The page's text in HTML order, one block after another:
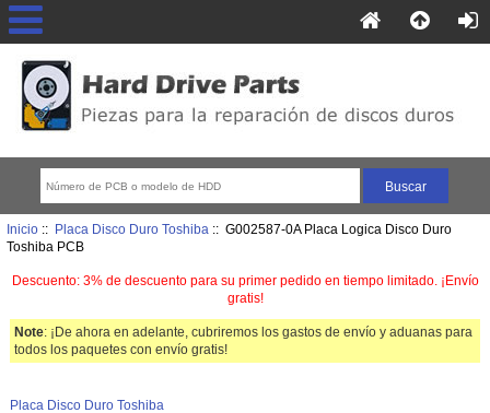
Inicio:: Placa Disco Duro Toshiba :: G002587-0A Placa Logica Disco Duro
Toshiba PCB
Descuento: 3% de descuento para su primer pedido en tiempo limitado. ¡Envío
gratis!
Note: ¡De ahora en adelante, cubriremos los gastos de envío y aduanas para
todos los paquetes con envío gratis!
Placa Disco Duro Toshiba